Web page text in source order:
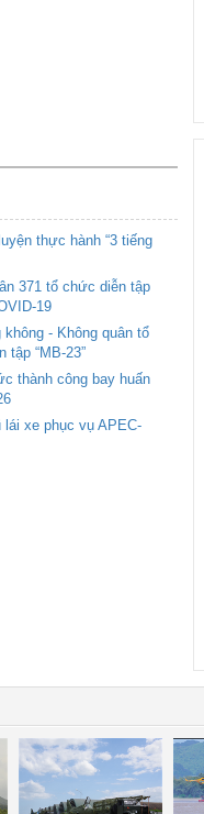
thực hành “3 tiếng
371 tổ chức diễn tập
19
không - Không quân tổ
tập “MB-23”
thành công bay huấn
lái xe phục vụ APEC-